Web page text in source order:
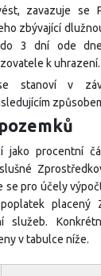
zavazuje se
zbývající
3 dní ode
k uhrazení.
stanoví v
jako procentní
se pro účely
placený
služeb.
v tabulce níže.